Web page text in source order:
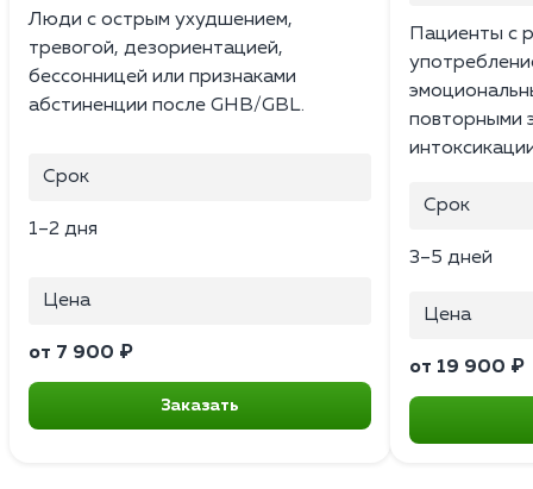
Люди с острым ухудшением,
тревогой, дезориентацией,
бессонницей или признаками
абстиненции после GHB/GBL.
Срок
1–2 дня
Цена
от 7 900 ₽
Заказать
Пациенты с
повторными
Срок
3–5 дней
Цена
от 19 900 ₽